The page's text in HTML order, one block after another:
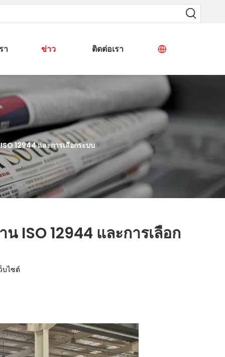
า ข่าว ติดต่อเรา
12944 และการเลือกระบบ
ISO 12944 และการเลือก
บไซต์